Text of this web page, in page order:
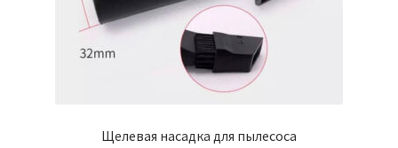
Щелевая насадка для пылесоса